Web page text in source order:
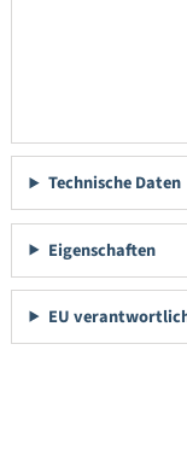
Technische Daten
Eigenschaften
EU